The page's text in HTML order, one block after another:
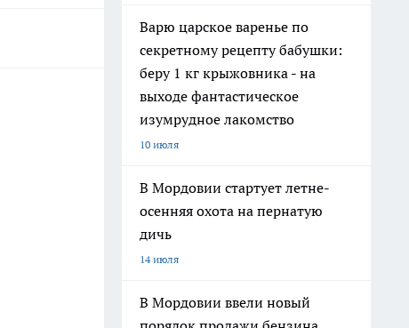
Варю царское варенье по
секретному рецепту бабушки:
беру 1 кг крыжовника - на
выходе фантастическое
изумрудное лакомство
10 июля
В Мордовии стартует летне-
осенняя охота на пернатую
дичь
14 июля
В Мордовии ввели новый